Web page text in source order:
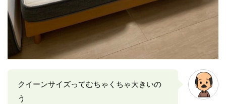
クイーンサイズってむちゃくちゃ大きいの
う